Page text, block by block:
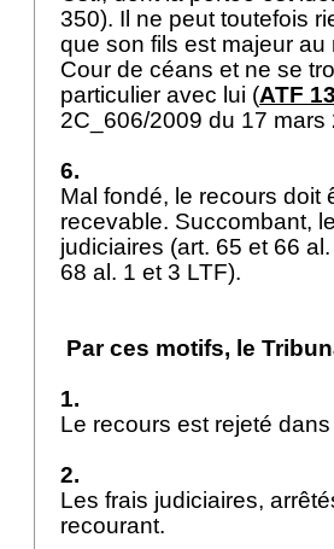
350). Il ne peut toutefois
que son fils est majeur
Cour de céans et ne se
particulier avec lui (ATF
2C_606/2009 du 17 mars
6.
Mal fondé, le recours doit
recevable. Succombant,
judiciaires (art. 65 et 66
68 al. 1 et 3 LTF).
Par ces motifs, le
1.
Le recours est rejeté
2.
Les frais judiciaires,
recourant.